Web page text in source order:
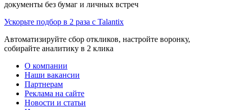
документы без бумаг и личных встреч
Ускорьте подбор в 2 раза с Talantix
Автоматизируйте сбор откликов, настройте воронку,
собирайте аналитику в 2 клика
О компании
Наши вакансии
Партнерам
Реклама на сайте
Новости и статьи